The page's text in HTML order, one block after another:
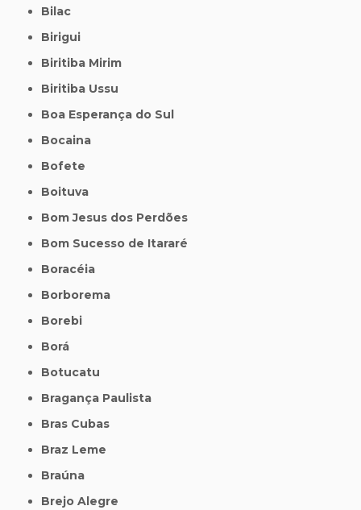
Bilac
Birigui
Biritiba Mirim
Biritiba Ussu
Boa Esperança do Sul
Bocaina
Bofete
Boituva
Bom Jesus dos Perdões
Bom Sucesso de Itararé
Boracéia
Borborema
Borebi
Borá
Botucatu
Bragança Paulista
Bras Cubas
Braz Leme
Braúna
Brejo Alegre